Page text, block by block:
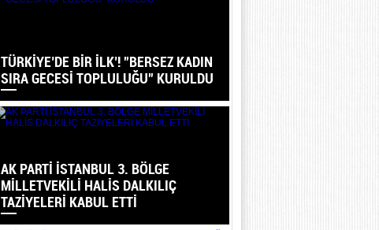
TÜRKİYE’DE BİR İLK’! ”BERSEZ KADIN
SIRA GECESİ TOPLULUĞU” KURULDU
AK PARTİ İSTANBUL 3. BÖLGE
MİLLETVEKİLİ HALİS DALKILIÇ
TAZİYELERİ KABUL ETTİ